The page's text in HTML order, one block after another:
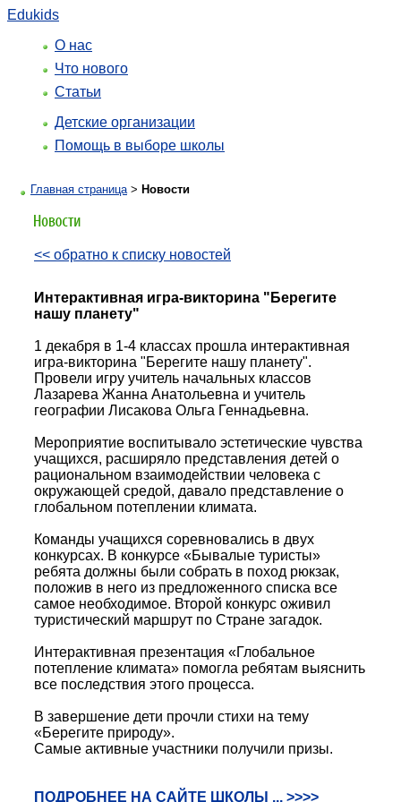
Edukids
О нас
Что нового
Статьи
Детские организации
Помощь в выборе школы
Главная страница> Новости
<< обратно к списку новостей
Интерактивная игра-викторина "Берегите
нашу планету"
1 декабря в 1-4 классах прошла интерактивная
игра-викторина "Берегите нашу планету".
Провели игру учитель начальных классов
Лазарева Жанна Анатольевна и учитель
географии Лисакова Ольга Геннадьевна.
Мероприятие воспитывало эстетические чувства
учащихся, расширяло представления детей о
рациональном взаимодействии человека с
окружающей средой, давало представление о
глобальном потеплении климата.
Команды учащихся соревновались в двух
конкурсах. В конкурсе «Бывалые туристы»
ребята должны были собрать в поход рюкзак,
положив в него из предложенного списка все
самое необходимое. Второй конкурс оживил
туристический маршрут по Стране загадок.
Интерактивная презентация «Глобальное
потепление климата» помогла ребятам выяснить
все последствия этого процесса.
В завершение дети прочли стихи на тему
«Берегите природу».
Самые активные участники получили призы.
ПОДРОБНЕЕ НА САЙТЕ ШКОЛЫ ... >>>>